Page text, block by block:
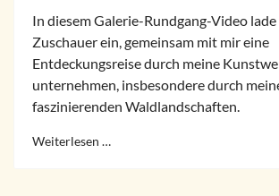
In diesem Galerie-Rundgang-Video lade
Zuschauer ein, gemeinsam mit mir eine
Entdeckungsreise durch meine
unternehmen, insbesondere durch
faszinierenden Waldlandschaften.
Weiterlesen …